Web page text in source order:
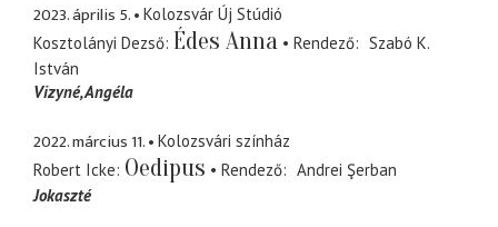
2023. április 5.
Kolozsvár Új Stúdió
Kosztolányi Dezső Édes Anna Rendező
Szabó K.
István
Vizyné, Angéla
2022. március 11.
Kolozsvári színház
Robert Icke Oedipus Rendező
Andrei Şerban
Jokaszté